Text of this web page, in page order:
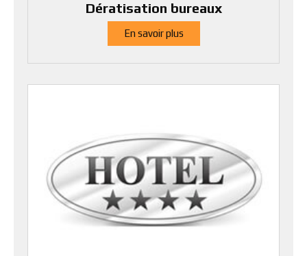
Dératisation bureaux
En savoir plus